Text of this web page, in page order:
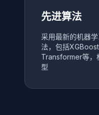
先进算法
采用最新的机器
法，包括XGBoost
Transformer等，
型